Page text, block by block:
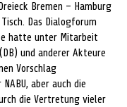
Bremen – Hamburg
Das Dialogforum
hatte unter Mitarbeit
und anderer Akteure
Vorschlag
aber auch die
die Vertretung vieler